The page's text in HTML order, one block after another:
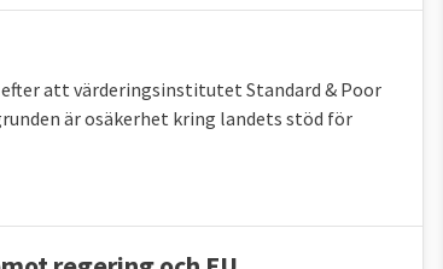
att värderingsinstitutet Standard & Poor
är osäkerhet kring landets stöd för